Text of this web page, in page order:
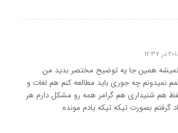
12:37
همین جا یه توضیح مختصر بدید من
نمیدونم چه جوری باید مطالعه کنم هم لغات و
هم شنیداری هم گرامر همه رو مشکل دارم هر
گرفتم بصورت تیکه تیکه یادم مونده